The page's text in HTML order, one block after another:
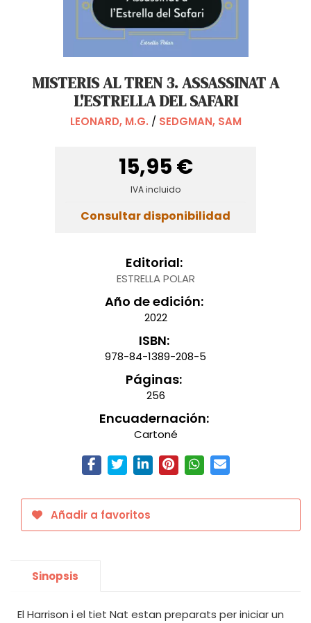
MISTERIS AL TREN 3. ASSASSINAT A
L'ESTRELLA DEL SAFARI
LEONARD, M.G. / SEDGMAN, SAM
15,95 €
IVA incluido
Consultar disponibilidad
Editorial:
ESTRELLA POLAR
Año de edición:
2022
ISBN:
978-84-1389-208-5
Páginas:
256
Encuadernación:
Cartoné
Añadir a favoritos
Sinopsis
El Harrison i el tiet Nat estan preparats per iniciar un